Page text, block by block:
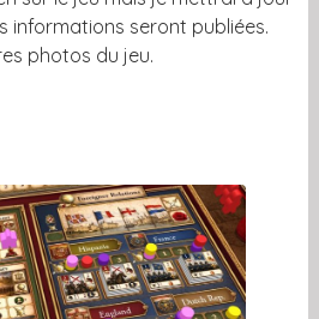
informations seront publiées.
photos du jeu.